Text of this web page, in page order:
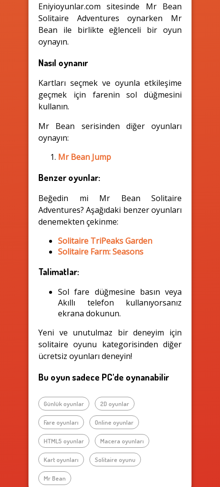
Eniyioyunlar.com sitesinde Mr Bean
Solitaire Adventures oynarken Mr
Bean ile birlikte eğlenceli bir oyun
oynayın.
Nasıl oynanır
Kartları seçmek ve oyunla etkileşime
geçmek için farenin sol düğmesini
kullanın.
Mr Bean serisinden diğer oyunları
oynayın:
Mr Bean Jump
Benzer oyunlar:
Beğedin mi Mr Bean Solitaire
Adventures? Aşağıdaki benzer oyunları
denemekten çekinme:
Solitaire TriPeaks Garden
Solitaire Farm: Seasons
Talimatlar:
Sol fare düğmesine basın veya
Akıllı telefon kullanıyorsanız
ekrana dokunun.
Yeni ve unutulmaz bir deneyim için
solitaire oyunu kategorisinden diğer
ücretsiz oyunları deneyin!
Bu oyun sadece PC'de oynanabilir
Günlük oyunlar 2D oyunlar
Fare oyunları Online oyunlar
HTML5 oyunlar Macera oyunları
Kart oyunları Solitaire oyunu
Mr Bean